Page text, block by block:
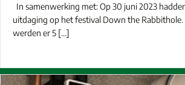
In samenwerking met: Op 30 juni 2023
uitdaging op het festival Down the
werden er 5 […]